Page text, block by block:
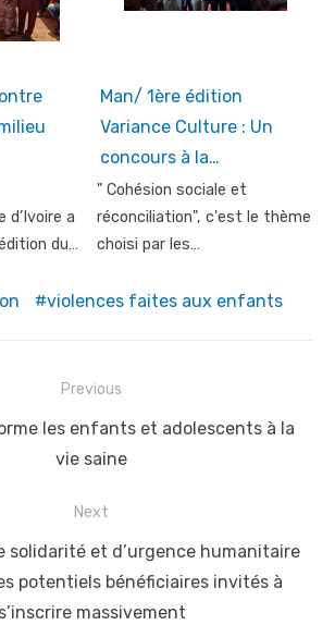
d’Ivoire a
du…
Man/ 1ère édition
Variance Culture : Un
concours à la…
" Cohésion sociale et
réconciliation", c'est le thème
choisi par les…
violences faites aux enfants
Previous
les enfants et adolescents à la
vie saine
Next
solidarité et d’urgence humanitaire
potentiels bénéficiaires invités à
s’inscrire massivement